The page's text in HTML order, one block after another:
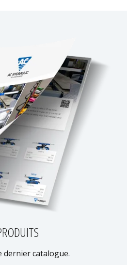
dernier catalogue.